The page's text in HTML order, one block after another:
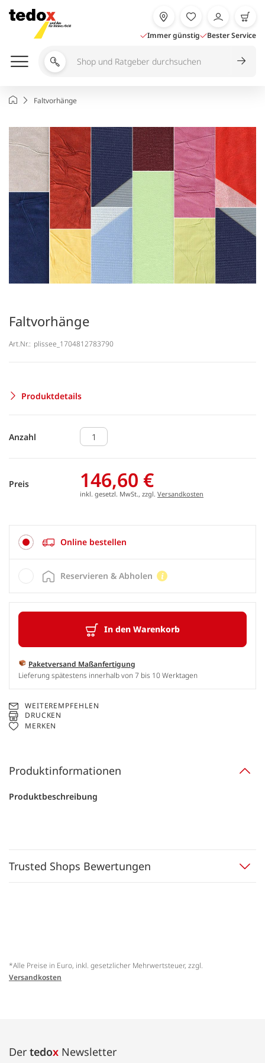
Inhalt
springen
Immer günstig Bester Service
Shop
durchsuchen
StartseiteFaltvorhänge
Faltvorhänge
Art.Nr.: plissee_1704812783790
Produktdetails
Anzahl
Preis 146,60 €
inkl. gesetzl. MwSt., zzgl. Versandkosten
Online bestellen
In den Warenkorb
Paketversand Maßanfertigung
Lieferung spätestens innerhalb von 7 bis 10 Werktagen
Reservieren & Abholen
WEITEREMPFEHLEN
DRUCKEN
MERKEN
Produktinformationen
Produktbeschreibung
Trusted Shops Bewertungen
*Alle Preise in Euro, inkl. gesetzlicher Mehrwertsteuer, zzgl.
Versandkosten
Der tedox Newsletter